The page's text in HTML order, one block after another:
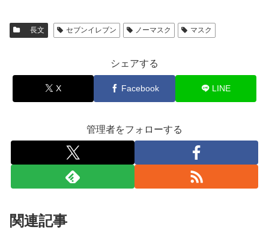
長文 セブンイレブン ノーマスク マスク
シェアする
X Facebook LINE
管理者をフォローする
関連記事